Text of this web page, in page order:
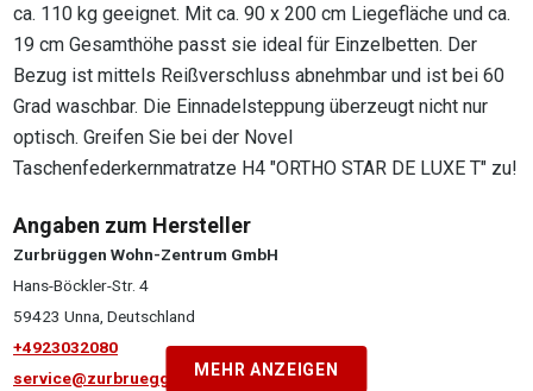
ca. 110 kg geeignet. Mit ca. 90 x 200 cm Liegefläche und ca.
19 cm Gesamthöhe passt sie ideal für Einzelbetten. Der
Bezug ist mittels Reißverschluss abnehmbar und ist bei 60
Grad waschbar. Die Einnadelsteppung überzeugt nicht nur
optisch. Greifen Sie bei der Novel
Taschenfederkernmatratze H4 "ORTHO STAR DE LUXE T" zu!
Angaben zum Hersteller
Zurbrüggen Wohn-Zentrum GmbH
Hans-Böckler-Str. 4
59423 Unna, Deutschland
+4923032080
service@zurbrueggen.deMEHR ANZEIGEN